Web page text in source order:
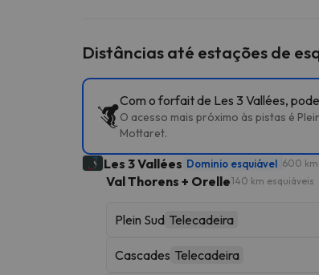
Distâncias até estações de
Com o forfait de Les 3 Vallées,
O acesso mais próximo às pistas é
Mottaret.
Les 3 Vallées Dominio esquiável 600 km
Val Thorens + Orelle140 km esquiáveis
Plein Sud Telecadeira
Cascades Telecadeira